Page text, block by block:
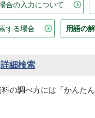
合の入力について
する場合 用語の
詳細検索
の調べ方には「かんた